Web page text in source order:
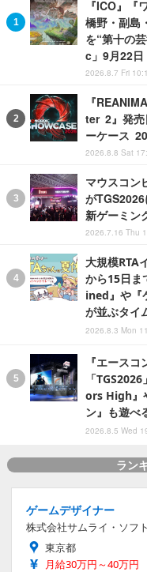
『ICO』『
橋野・副島
を“第十の
c」9月22日
2026.8.7 Fri
『
ter 2』発売
ーケース
2026.8.8 Sat
マウスコン
がTGS2026
新ゲーミン
2026.7.16 Thu
大規模RTA
から15日ま
ined』や『
が並ぶタイ
2026.8.3 Mon
『エース
「
ors High』
ン』も遊べ
2026.8.5 Wed
ラン
ゲームデザイナー
株式会社サムライ・ソフト
東京都
月給30万円～40万円